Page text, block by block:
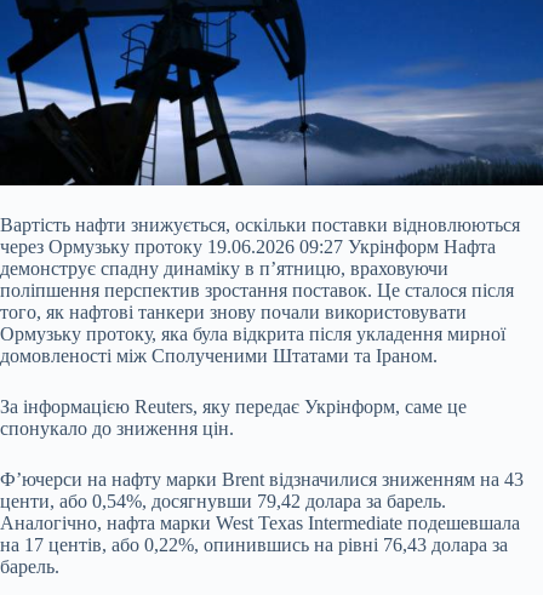
Вартість нафти знижується, оскільки поставки відновлюються
через Ормузьку протоку 19.06.2026 09:27 Укрінформ Нафта
демонструє спадну динаміку в п’ятницю, враховуючи
поліпшення перспектив зростання поставок. Це сталося після
того, як нафтові танкери знову почали використовувати
Ормузьку протоку, яка була відкрита після укладення мирної
домовленості між Сполученими Штатами та Іраном.
За інформацією Reuters, яку передає Укрінформ, саме це
спонукало до зниження цін.
Ф’ючерси на нафту марки Brent відзначилися зниженням на 43
центи, або 0,54%, досягнувши 79,42 долара за барель.
Аналогічно, нафта марки West Texas Intermediate подешевшала
на 17 центів, або 0,22%, опинившись на рівні 76,43 долара за
барель.